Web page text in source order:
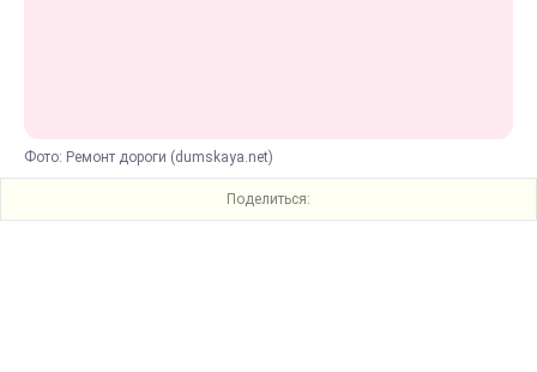
Фото: Ремонт дороги (dumskaya.net)
Поделиться: